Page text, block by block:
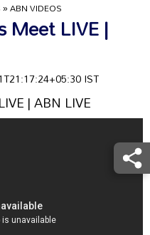
»ABN VIDEOS
Meet LIVE |
IST
| ABN LIVE